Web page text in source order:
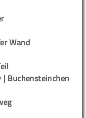
Wand
Buchensteinchen